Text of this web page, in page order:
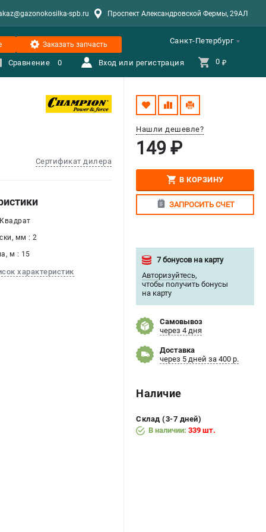
spb.ru Проспект Александровской Фермы, 29АЛ
Санкт-Петербург
Заказать запчасть
Сравнение 0 Вход или регистрация 0 ₽
Сертификат дилера
Нашли дешевле?
149 ₽
В КОРЗИНУ
ЗАПРОСИТЬ СЧЕТ
7 бонусов на карту
Авторизуйтесь,
чтобы получить бонусы
на карту
Самовывоз
через 4 дня
Доставка
через 5 дней за 400 р.
Наличие
Склад (3-7 дней)
В наличии: 339 шт.
мм : 2
м : 15
характеристик